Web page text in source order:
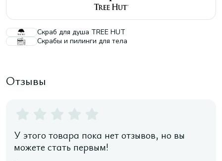
Скраб для душа TREE HUT
Скрабы и пилинги для тела
Отзывы
У этого товара пока нет отзывов, но вы
можете стать первым!